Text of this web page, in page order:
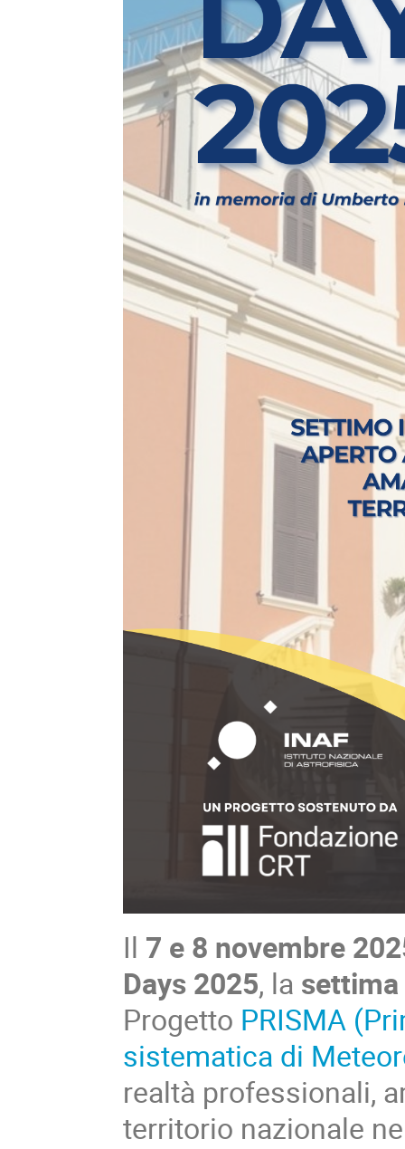
Il 7 e 8 novembre
Days 2025, la
Progetto PRISMA
sistematica di
realtà professionali,
territorio nazionale